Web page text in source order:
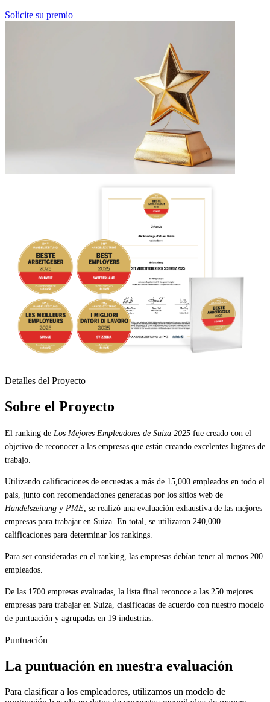
Solicite su premio
Detalles del Proyecto
Sobre el Proyecto
El ranking de Los Mejores Empleadores de Suiza 2025 fue creado con el
objetivo de reconocer a las empresas que están creando excelentes lugares de
trabajo.
Utilizando calificaciones de encuestas a más de 15,000 empleados en todo el
país, junto con recomendaciones generadas por los sitios web de
Handelszeitung y PME, se realizó una evaluación exhaustiva de las mejores
empresas para trabajar en Suiza. En total, se utilizaron 240,000
calificaciones para determinar los rankings.
Para ser consideradas en el ranking, las empresas debían tener al menos 200
empleados.
De las 1700 empresas evaluadas, la lista final reconoce a las 250 mejores
empresas para trabajar en Suiza, clasificadas de acuerdo con nuestro modelo
de puntuación y agrupadas en 19 industrias.
Puntuación
La puntuación en nuestra evaluación
Para clasificar a los empleadores, utilizamos un modelo de